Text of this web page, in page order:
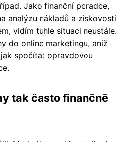
Jako finanční poradce,
analýzu nákladů a ziskovosti
vidím tuhle situaci neustále.
do online marketingu, aniž
spočítat opravdovou
tak často finančně